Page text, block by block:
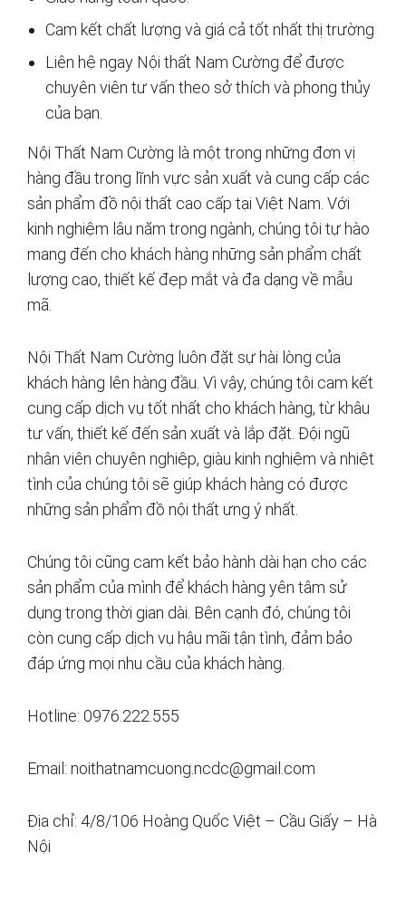
Cam kết chất lượng và giá cả tốt nhất thị trường
Liên hệ ngay Nội thất Nam Cường để được
chuyên viên tư vấn theo sở thích và phong thủy
của bạn.
Nội Thất Nam Cường là một trong những đơn vị
hàng đầu trong lĩnh vực sản xuất và cung cấp các
sản phẩm đồ nội thất cao cấp tại Việt Nam. Với
kinh nghiệm lâu năm trong ngành, chúng tôi tự hào
mang đến cho khách hàng những sản phẩm chất
lượng cao, thiết kế đẹp mắt và đa dạng về mẫu
mã.
Nội Thất Nam Cường luôn đặt sự hài lòng của
khách hàng lên hàng đầu. Vì vậy, chúng tôi cam kết
cung cấp dịch vụ tốt nhất cho khách hàng, từ khâu
tư vấn, thiết kế đến sản xuất và lắp đặt. Đội ngũ
nhân viên chuyên nghiệp, giàu kinh nghiệm và nhiệt
tình của chúng tôi sẽ giúp khách hàng có được
những sản phẩm đồ nội thất ưng ý nhất.
Chúng tôi cũng cam kết bảo hành dài hạn cho các
sản phẩm của mình để khách hàng yên tâm sử
dụng trong thời gian dài. Bên cạnh đó, chúng tôi
còn cung cấp dịch vụ hậu mãi tận tình, đảm bảo
đáp ứng mọi nhu cầu của khách hàng.
Hotline: 0976.222.555
Email: noithatnamcuong.ncdc@gmail.com
Địa chỉ: 4/8/106 Hoàng Quốc Việt – Cầu Giấy – Hà
Nội